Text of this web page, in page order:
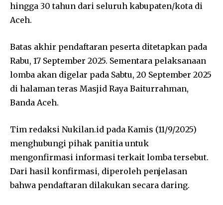
hingga 30 tahun dari seluruh kabupaten/kota di
Aceh.
Batas akhir pendaftaran peserta ditetapkan pada
Rabu, 17 September 2025. Sementara pelaksanaan
lomba akan digelar pada Sabtu, 20 September 2025
di halaman teras Masjid Raya Baiturrahman,
Banda Aceh.
Tim redaksi Nukilan.id pada Kamis (11/9/2025)
menghubungi pihak panitia untuk
mengonfirmasi informasi terkait lomba tersebut.
Dari hasil konfirmasi, diperoleh penjelasan
bahwa pendaftaran dilakukan secara daring.